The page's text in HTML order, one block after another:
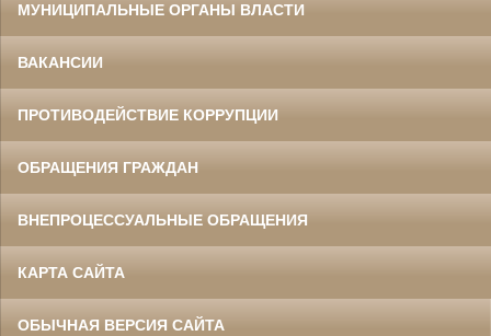
МУНИЦИПАЛЬНЫЕ ОРГАНЫ ВЛАСТИ
ВАКАНСИИ
ПРОТИВОДЕЙСТВИЕ КОРРУПЦИИ
ОБРАЩЕНИЯ ГРАЖДАН
ВНЕПРОЦЕССУАЛЬНЫЕ ОБРАЩЕНИЯ
КАРТА САЙТА
ОБЫЧНАЯ ВЕРСИЯ САЙТА